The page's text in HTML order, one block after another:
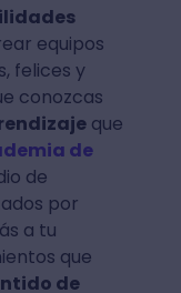
equipos
felices y
conozcas
que
de
de
por
a tu
que
de